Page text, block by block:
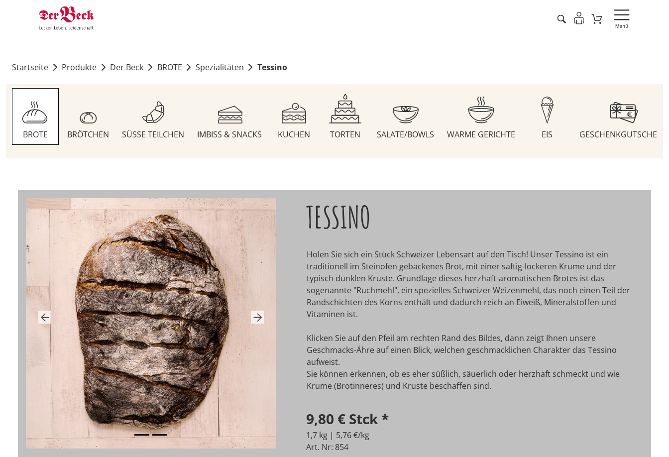
Startseite Produkte Der Beck BROTE Spezialitäten Tessino
BROTE BRÖTCHEN SÜSSE TEILCHEN IMBISS & SNACKS KUCHEN TORTEN SALATE/BOWLS WARME GERICHTE EIS GESCHENKGUTSCHEINE
Previous Next
TESSINO
Holen Sie sich ein Stück Schweizer Lebensart auf den Tisch! Unser Tessino ist ein
traditionell im Steinofen gebackenes Brot, mit einer saftig-lockeren Krume und der
typisch dunklen Kruste. Grundlage dieses herzhaft-aromatischen Brotes ist das
sogenannte "Ruchmehl", ein spezielles Schweizer Weizenmehl, das noch einen Teil der
Randschichten des Korns enthält und dadurch reich an Eiweiß, Mineralstoffen und
Vitaminen ist.
Klicken Sie auf den Pfeil am rechten Rand des Bildes, dann zeigt Ihnen unsere
Geschmacks-Ähre auf einen Blick, welchen geschmacklichen Charakter das Tessino
aufweist.
Sie können erkennen, ob es eher süßlich, säuerlich oder herzhaft schmeckt und wie
Krume (Brotinneres) und Kruste beschaffen sind.
9,80 € Stck*
1,7 kg | 5,76 €/kg
Art. Nr: 854